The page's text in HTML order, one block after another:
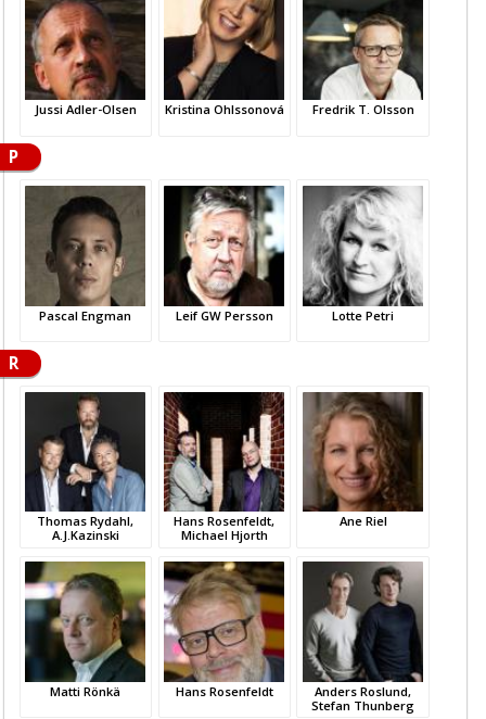
Jussi Adler-Olsen Kristina Ohlssonová Fredrik T. Olsson
P
Pascal Engman Leif GW Persson Lotte Petri
R
Thomas Rydahl,
A.J.Kazinski
Hans Rosenfeldt,
Michael Hjorth
Ane Riel
Matti Rönkä Hans Rosenfeldt
Anders Roslund,
Stefan Thunberg